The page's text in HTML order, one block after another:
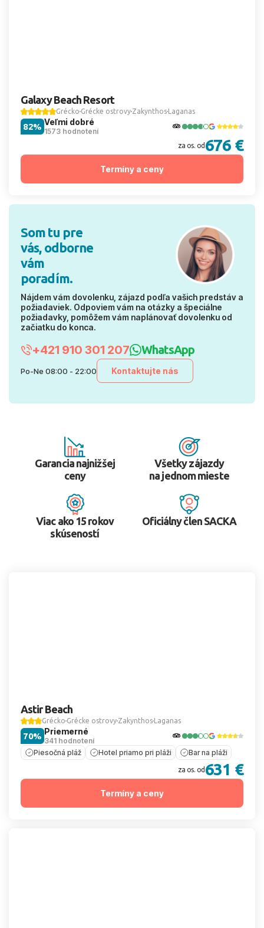
Galaxy Beach Resort
Grécko Grécke ostrovy Zakynthos Laganas
Veľmi dobré
1573 hodnotení
82%
za os. od 676 €
Termíny a ceny
Som tu pre
vás, odborne
vám
poradím.
Nájdem vám dovolenku, zájazd podľa vašich predstáv a
požiadaviek. Odpoviem vám na otázky a špeciálne
požiadavky, pomôžem vám naplánovať dovolenku od
začiatku do konca.
+421 910 301 207 WhatsApp
Po-Ne 08:00 - 22:00 Kontaktujte nás
Garancia najnižšej
ceny
Všetky zájazdy
na jednom mieste
Viac ako 15 rokov
skúseností
Oficiálny člen SACKA
Astir Beach
Grécko Grécke ostrovy Zakynthos Laganas
Priemerné
341 hodnotení
70%
Piesočná pláž Hotel priamo pri pláži Bar na pláži
za os. od 631 €
Termíny a ceny